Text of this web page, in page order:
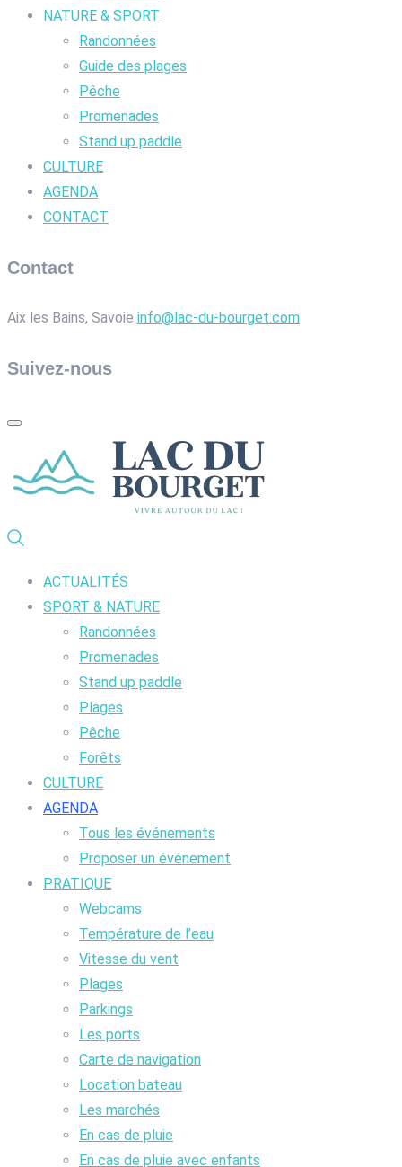
NATURE & SPORT
Randonnées
Guide des plages
Pêche
Promenades
Stand up paddle
CULTURE
AGENDA
CONTACT
Contact
Aix les Bains, Savoie info@lac-du-bourget.com
Suivez-nous
ACTUALITÉS
SPORT & NATURE
Randonnées
Promenades
Stand up paddle
Plages
Pêche
Forêts
CULTURE
AGENDA
Tous les événements
Proposer un événement
PRATIQUE
Webcams
Température de l’eau
Vitesse du vent
Plages
Parkings
Les ports
Carte de navigation
Location bateau
Les marchés
En cas de pluie
En cas de pluie avec enfants